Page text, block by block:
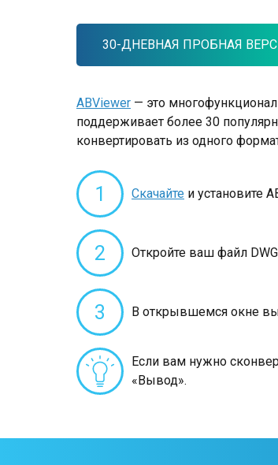
30-ДНЕВНАЯ ПРОБНАЯ
ABViewer — это
поддерживает более 30
конвертировать из одного
1 Скачайте и установите
2 Откройте ваш файл
3 В открывшемся окне
Если вам нужно
«Вывод».